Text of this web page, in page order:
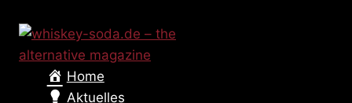
Inhalt
springen
Home
Aktuelles